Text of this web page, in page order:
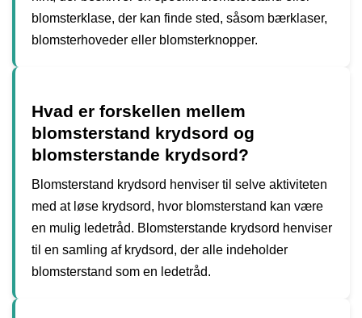
blomsterklase, der kan finde sted, såsom bærklaser,
blomsterhoveder eller blomsterknopper.
Hvad er forskellen mellem
blomsterstand krydsord og
blomsterstande krydsord?
Blomsterstand krydsord henviser til selve aktiviteten
med at løse krydsord, hvor blomsterstand kan være
en mulig ledetråd. Blomsterstande krydsord henviser
til en samling af krydsord, der alle indeholder
blomsterstand som en ledetråd.